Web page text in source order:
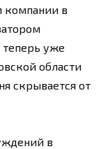
компании в
теперь уже
области
скрывается от
в